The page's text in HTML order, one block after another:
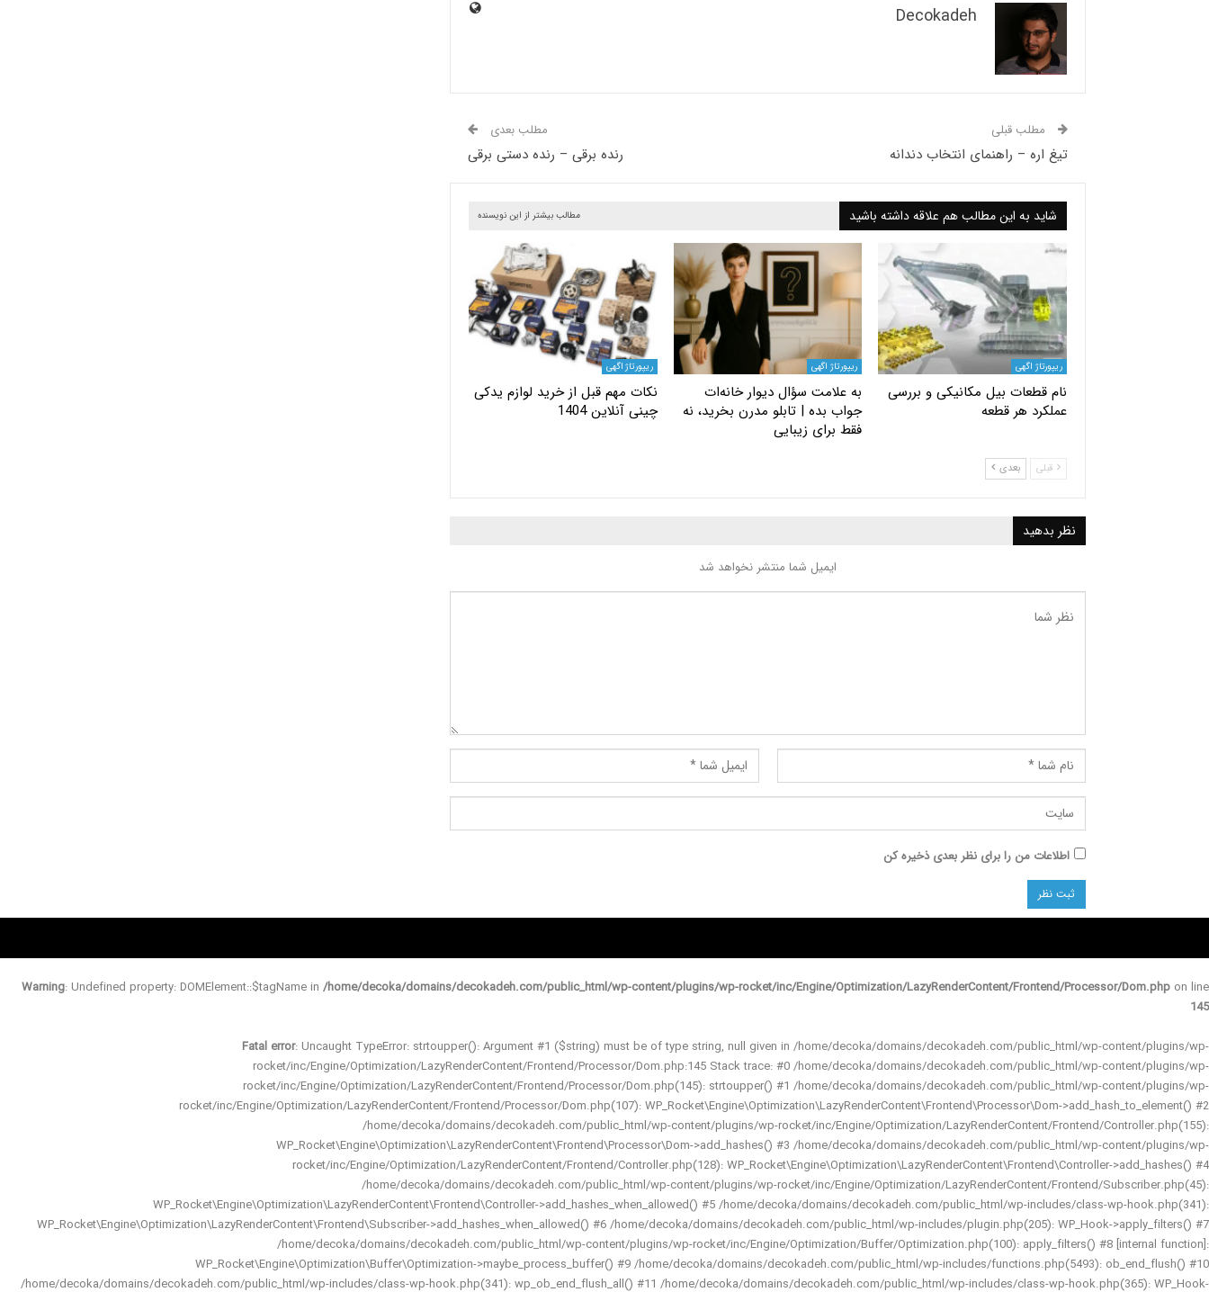
Decokadeh
مطلب قبلی
تیغ اره – راهنمای انتخاب دندانه
مطلب بعدی
رنده برقی – رنده دستی برقی
شاید به این مطالب هم علاقه داشته باشید مطالب بیشتر از این نویسنده
ریپورتاژ اگهی
نام قطعات بیل مکانیکی و بررسی
عملکرد هر قطعه
ریپورتاژ اگهی
به علامت سؤال دیوار خانه‌ات
جواب بده | تابلو مدرن بخرید، نه
فقط برای زیبایی
ریپورتاژ اگهی
نکات مهم قبل از خرید لوازم یدکی
چینی آنلاین 1404
قبلی بعدی
نظر بدهید
ایمیل شما منتشر نخواهد شد
اطلاعات من را برای نظر بعدی ذخیره کن
Warning: Undefined property: DOMElement::$tagName in /home/decoka/domains/decokadeh.com/public_html/wp-content/plugins/wp-rocket/inc/Engine/Optimization/LazyRenderContent/Frontend/Processor/Dom.php on line
145
Fatal error: Uncaught TypeError: strtoupper(): Argument #1 ($string) must be of type string, null given in /home/decoka/domains/decokadeh.com/public_html/wp-content/plugins/wp-
rocket/inc/Engine/Optimization/LazyRenderContent/Frontend/Processor/Dom.php:145 Stack trace: #0 /home/decoka/domains/decokadeh.com/public_html/wp-content/plugins/wp-
rocket/inc/Engine/Optimization/LazyRenderContent/Frontend/Processor/Dom.php(145): strtoupper() #1 /home/decoka/domains/decokadeh.com/public_html/wp-content/plugins/wp-
rocket/inc/Engine/Optimization/LazyRenderContent/Frontend/Processor/Dom.php(107): WP_Rocket\Engine\Optimization\LazyRenderContent\Frontend\Processor\Dom->add_hash_to_element() #2
/home/decoka/domains/decokadeh.com/public_html/wp-content/plugins/wp-rocket/inc/Engine/Optimization/LazyRenderContent/Frontend/Controller.php(155):
WP_Rocket\Engine\Optimization\LazyRenderContent\Frontend\Processor\Dom->add_hashes() #3 /home/decoka/domains/decokadeh.com/public_html/wp-content/plugins/wp-
rocket/inc/Engine/Optimization/LazyRenderContent/Frontend/Controller.php(128): WP_Rocket\Engine\Optimization\LazyRenderContent\Frontend\Controller->add_hashes() #4
/home/decoka/domains/decokadeh.com/public_html/wp-content/plugins/wp-rocket/inc/Engine/Optimization/LazyRenderContent/Frontend/Subscriber.php(45):
WP_Rocket\Engine\Optimization\LazyRenderContent\Frontend\Controller->add_hashes_when_allowed() #5 /home/decoka/domains/decokadeh.com/public_html/wp-includes/class-wp-hook.php(341):
WP_Rocket\Engine\Optimization\LazyRenderContent\Frontend\Subscriber->add_hashes_when_allowed() #6 /home/decoka/domains/decokadeh.com/public_html/wp-includes/plugin.php(205): WP_Hook->apply_filters() #7
/home/decoka/domains/decokadeh.com/public_html/wp-content/plugins/wp-rocket/inc/Engine/Optimization/Buffer/Optimization.php(100): apply_filters() #8 [internal function]:
WP_Rocket\Engine\Optimization\Buffer\Optimization->maybe_process_buffer() #9 /home/decoka/domains/decokadeh.com/public_html/wp-includes/functions.php(5493): ob_end_flush() #10
/home/decoka/domains/decokadeh.com/public_html/wp-includes/class-wp-hook.php(341): wp_ob_end_flush_all() #11 /home/decoka/domains/decokadeh.com/public_html/wp-includes/class-wp-hook.php(365): WP_Hook-